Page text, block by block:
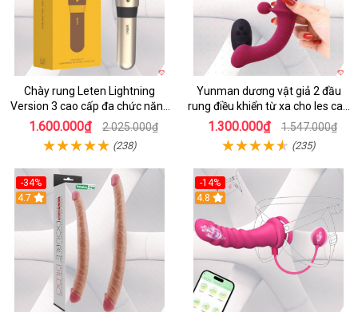
Chày rung Leten Lightning
Version 3 cao cấp đa chức năng
kích thích
1.600.000₫ 2.025.000₫
(238)
Yunman dương vật giả 2 đầu
rung điều khiển từ xa cho les cao
cấp
1.300.000₫ 1.547.000₫
(235)
-34%
4.7
-14%
4.8